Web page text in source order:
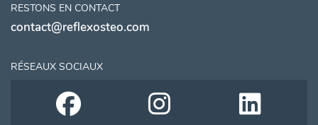
RESTONS EN CONTACT
contact@reflexosteo.com
RÉSEAUX SOCIAUX